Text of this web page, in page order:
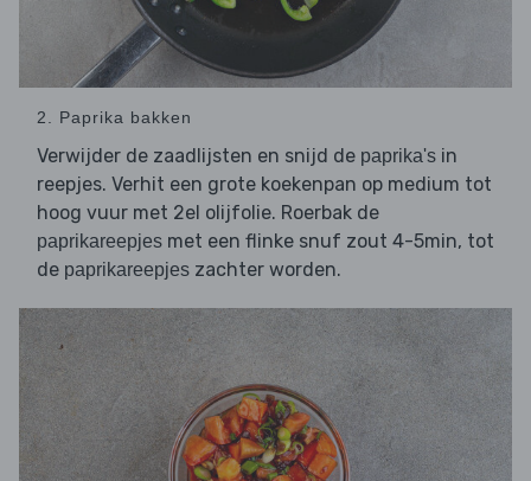
2. Paprika bakken
Verwijder de zaadlijsten en snijd de paprika's in
reepjes. Verhit een grote koekenpan op medium tot
hoog vuur met 2el olijfolie. Roerbak de
paprikareepjes met een flinke snuf zout 4-5min, tot
de paprikareepjes zachter worden.